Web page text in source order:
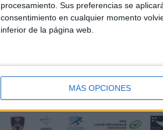
procesamiento. Sus preferencias se
consentimiento en cualquier momento
inferior de la página web.
MÁS OPCIONES